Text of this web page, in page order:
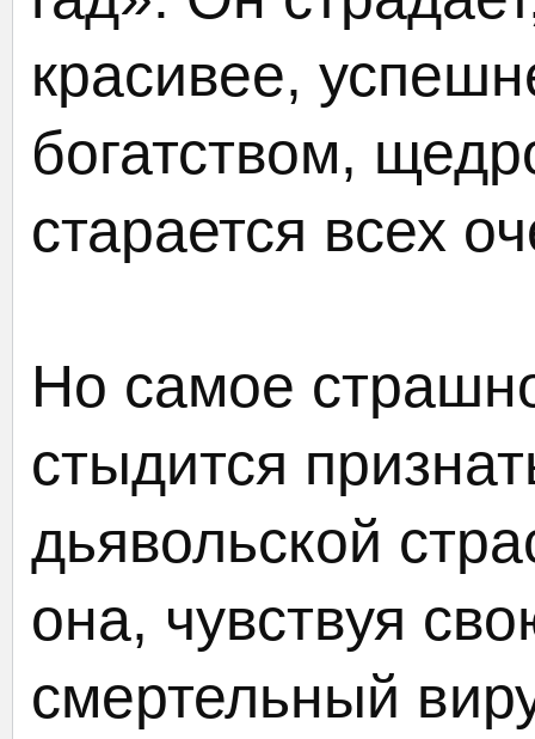
красивее,
богатством,
старается всех
Но самое
стыдится
дьявольской
она, чувствуя
смертельный